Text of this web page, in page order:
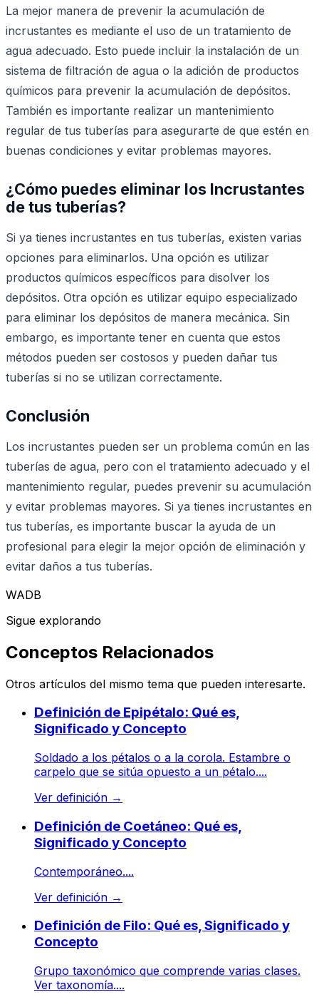
La mejor manera de prevenir la acumulación de
incrustantes es mediante el uso de un tratamiento de
agua adecuado. Esto puede incluir la instalación de un
sistema de filtración de agua o la adición de productos
químicos para prevenir la acumulación de depósitos.
También es importante realizar un mantenimiento
regular de tus tuberías para asegurarte de que estén en
buenas condiciones y evitar problemas mayores.
¿Cómo puedes eliminar los Incrustantes
de tus tuberías?
Si ya tienes incrustantes en tus tuberías, existen varias
opciones para eliminarlos. Una opción es utilizar
productos químicos específicos para disolver los
depósitos. Otra opción es utilizar equipo especializado
para eliminar los depósitos de manera mecánica. Sin
embargo, es importante tener en cuenta que estos
métodos pueden ser costosos y pueden dañar tus
tuberías si no se utilizan correctamente.
Conclusión
Los incrustantes pueden ser un problema común en las
tuberías de agua, pero con el tratamiento adecuado y el
mantenimiento regular, puedes prevenir su acumulación
y evitar problemas mayores. Si ya tienes incrustantes en
tus tuberías, es importante buscar la ayuda de un
profesional para elegir la mejor opción de eliminación y
evitar daños a tus tuberías.
WADB
Sigue explorando
Conceptos Relacionados
Otros artículos del mismo tema que pueden interesarte.
Definición de Epipétalo: Qué es,
Significado y Concepto
Soldado a los pétalos o a la corola. Estambre o
carpelo que se sitúa opuesto a un pétalo....
Ver definición →
Definición de Coetáneo: Qué es,
Significado y Concepto
Contemporáneo....
Ver definición →
Definición de Filo: Qué es, Significado y
Concepto
Grupo taxonómico que comprende varias clases.
Ver taxonomía....